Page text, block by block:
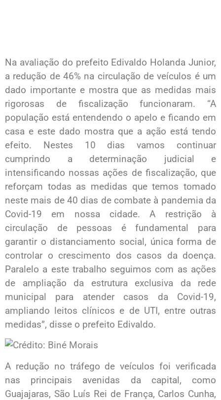
Na avaliação do prefeito Edivaldo Holanda Junior,
a redução de 46% na circulação de veículos é um
dado importante e mostra que as medidas mais
rigorosas de fiscalização funcionaram. “A
população está entendendo o apelo e ficando em
casa e este dado mostra que a ação está tendo
efeito. Nestes 10 dias vamos continuar
cumprindo a determinação judicial e
intensificando nossas ações de fiscalização, que
reforçam todas as medidas que temos tomado
neste mais de 40 dias de combate à pandemia da
Covid-19 em nossa cidade. A restrição à
circulação de pessoas é fundamental para
garantir o distanciamento social, única forma de
controlar o crescimento dos casos da doença.
Paralelo a este trabalho seguimos com as ações
de ampliação da estrutura exclusiva da rede
municipal para atender casos da Covid-19,
ampliando leitos clínicos e de UTI, entre outras
medidas”, disse o prefeito Edivaldo.
A redução no tráfego de veículos foi verificada
nas principais avenidas da capital, como
Guajajaras, São Luís Rei de França, Carlos Cunha,